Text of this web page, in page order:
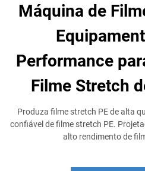
Máquina de
Performance
Filme Stretch
Produza filme stretch PE de alta
confiável de filme stretch PE.
alto rendimento de